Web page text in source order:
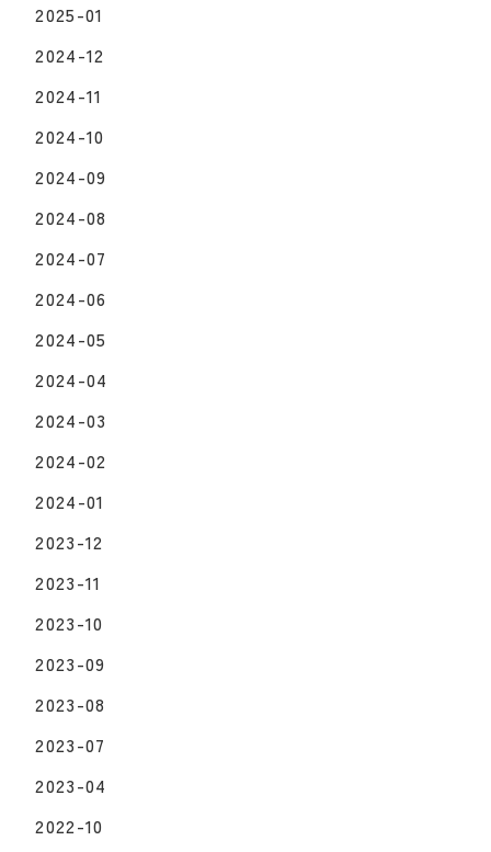
2025-01
2024-12
2024-11
2024-10
2024-09
2024-08
2024-07
2024-06
2024-05
2024-04
2024-03
2024-02
2024-01
2023-12
2023-11
2023-10
2023-09
2023-08
2023-07
2023-04
2022-10